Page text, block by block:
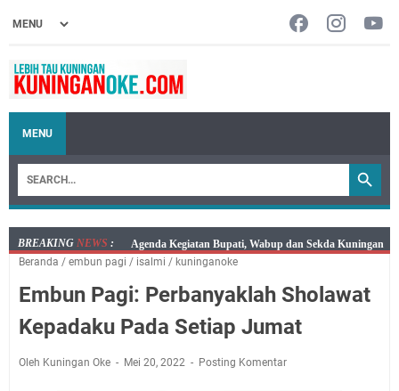
MENU
BREAKING NEWS :
Agenda Kegiatan Bupati, Wabup dan Sekda Kuningan
Rabu 5 Agustus 2026 Masing-masing Dua Acara
Ini Lokasi Samling Kuningan Rabu 5 Agustus 2026
di Sini!
Embun Pagi Rabu 5 Agustus 2026: Tidak Perlu Iri, Kita
Beranda / embun pagi / isalmi / kuninganoke
Embun Pagi: Perbanyaklah Sholawat
Kepadaku Pada Setiap Jumat
Oleh Kuningan Oke Mei 20, 2022 Posting Komentar